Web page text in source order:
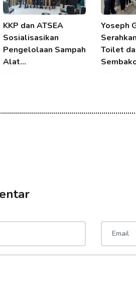
KKP dan ATSEA
Sosialisasikan
Pengelolaan Sampah
Alat…
Yoseph
Toilet